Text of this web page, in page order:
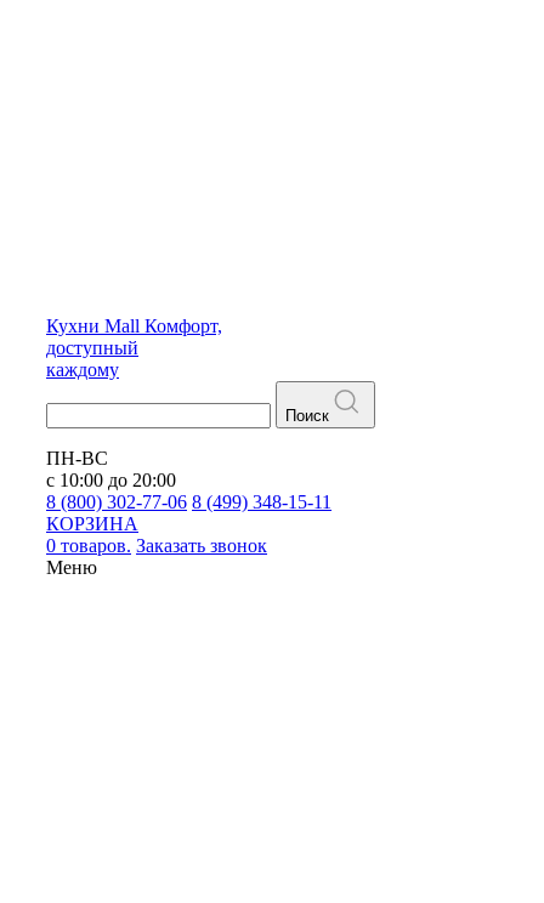
Кухни Mall Комфорт,
доступный
каждому
Поиск
ПН-ВС
с 10:00 до 20:00
8 (800) 302-77-06 8 (499) 348-15-11
КОРЗИНА
0 товаров. Заказать звонок
Меню